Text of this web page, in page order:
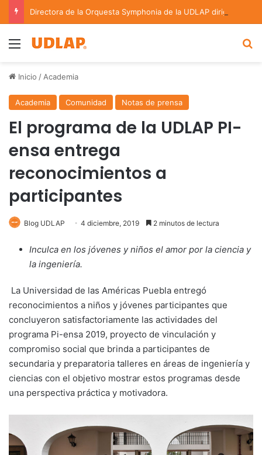
Menu
Inicio / Academia
Academia Comunidad Notas de prensa
El programa de la UDLAP PI-
ensa entrega
reconocimientos a
participantes
Blog UDLAP 4 diciembre, 2019 2 minutos de lectura
Inculca en los jóvenes y niños el amor por la ciencia y
la ingeniería.
La Universidad de las Américas Puebla entregó
reconocimientos a niños y jóvenes participantes que
concluyeron satisfactoriamente las actividades del
programa Pi-ensa 2019, proyecto de vinculación y
compromiso social que brinda a participantes de
secundaria y preparatoria talleres en áreas de ingeniería y
ciencias con el objetivo mostrar estos programas desde
una perspectiva práctica y motivadora.